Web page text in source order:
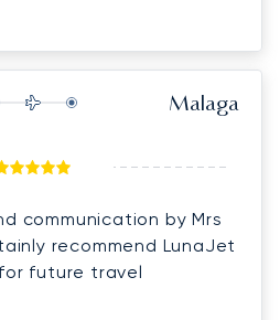
Malaga
communication by Mrs
recommend LunaJet
future travel